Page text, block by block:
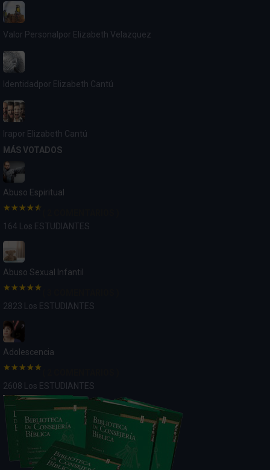
Valor Personal por Elizabeth Velazquez
Identidad por Elizabeth Cantú
Irapor Elizabeth Cantú
MÁS VOTADOS
Abuso Espiritual
164 Los ESTUDIANTES
Abuso Sexual Infantil
2823 Los ESTUDIANTES
Adolescencia
2608 Los ESTUDIANTES